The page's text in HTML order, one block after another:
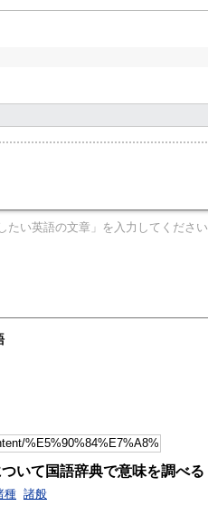
いて国語辞典で意味を調べる
種 諸般